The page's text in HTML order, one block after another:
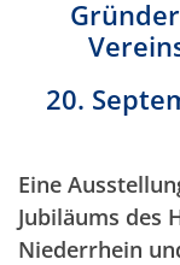
20.
Eine
Jubiläums des
Niederrhein